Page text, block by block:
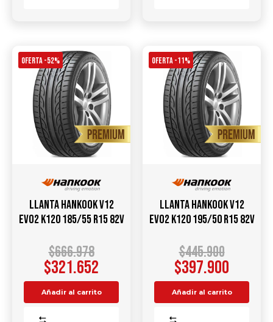
OFERTA -52%
Llanta HANKOOK V12
Evo2 K120 185/55 R15 82V
$666.978
$321.652
Añadir al carrito
OFERTA -11%
Llanta HANKOOK V12
Evo2 K120 195/50 R15 82V
$445.900
$397.900
Añadir al carrito